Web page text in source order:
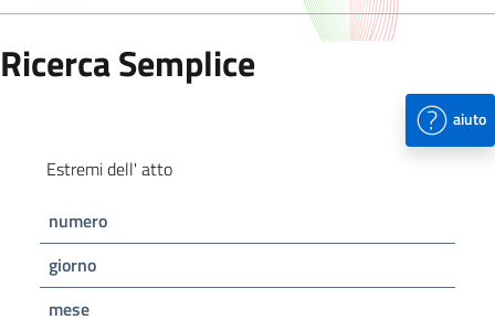
Ricerca Semplice
aiuto
Estremi dell' atto
numero
giorno
mese